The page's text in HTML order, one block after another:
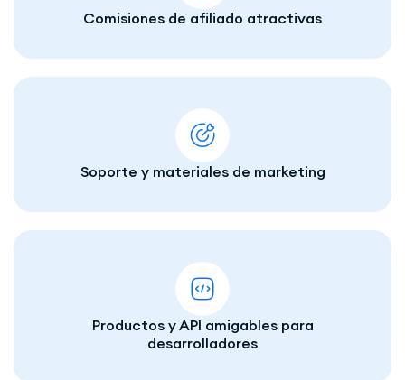
Comisiones de afiliado atractivas
Soporte y materiales de marketing
Productos y API amigables para
desarrolladores